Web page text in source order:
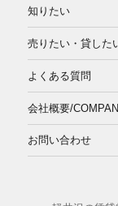
知りたい
売りたい・貸した
よくある質問
会社概要/
お問い合わせ